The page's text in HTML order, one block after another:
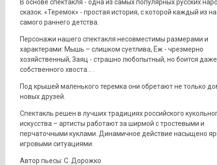
В основе спектакля - одна из самых популярных русских
сказок. «Теремок» - простая история, с которой каждый из
самого раннего детства.
Персонажи нашего спектакля несовместимы размерами и
характерами: Мышь – слишком суетлива, Ёж - чрезмерно
хозяйственный, Заяц - страшно любопытный, но боится даже
собственного хвоста… .
Под крышей маленького теремка они обретают не только
новых друзей.
Спектакль решен в лучших традициях российского
искусства – артисты работают за ширмой с тростевыми и
перчаточными куклами. Динамичное действие насыщено
игровыми ситуациями.
Автор пьесы: С. Дорожко